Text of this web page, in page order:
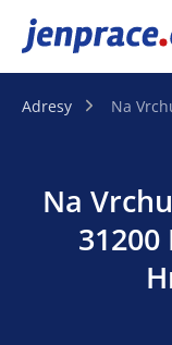
JenPráce.cz
Adresy Na
Na
31200